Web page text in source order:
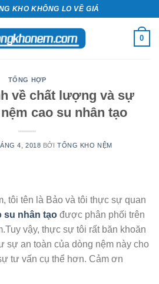
KHO KHÔNG LO VỀ GIÁ
0
TỔNG HỢP
về chất lượng và sự
cao su nhân tạo
4, 2018 BỞITỔNG KHO NỆM
tôi tên là Bảo và tôi thực sự quan
su nhân tạo được phân phối trên
vậy, thực sự tôi rất băn khoăn
sự an toàn của dòng nệm này cho
tư vấn cụ thể hơn. Cảm ơn